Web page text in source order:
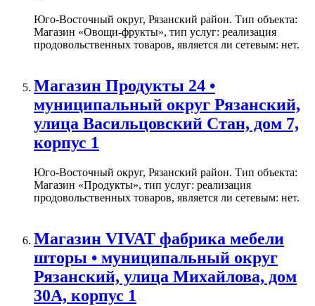
Юго-Восточный округ, Рязанский район. Тип объекта:
Магазин «Овощи-фрукты», тип услуг: реализация
продовольственных товаров, является ли сетевым: нет.
Магазин Продукты 24 •
муниципальный округ Рязанский,
улица Васильцовский Стан, дом 7,
корпус 1
Юго-Восточный округ, Рязанский район. Тип объекта:
Магазин «Продукты», тип услуг: реализация
продовольственных товаров, является ли сетевым: нет.
Магазин VIVAT фабрика мебели
шторы • муниципальный округ
Рязанский, улица Михайлова, дом
30А, корпус 1